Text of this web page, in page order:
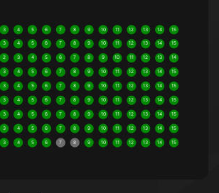
3 4 5 6 7 8 9 10 11 12 13 14 15
3 4 5 6 7 8 9 10 11 12 13 14 15
2 3 4 5 6 7 8 9 10 11 12 13 14
3 4 5 6 7 8 9 10 11 12 13 14 15
3 4 5 6 7 8 9 10 11 12 13 14 15
3 4 5 6 7 8 9 10 11 12 13 14 15
3 4 5 6 7 8 9 10 11 12 13 14 15
3 4 5 6 7 8 9 10 11 12 13 14 15
3 4 5 6 7 8 9 10 11 12 13 14 15